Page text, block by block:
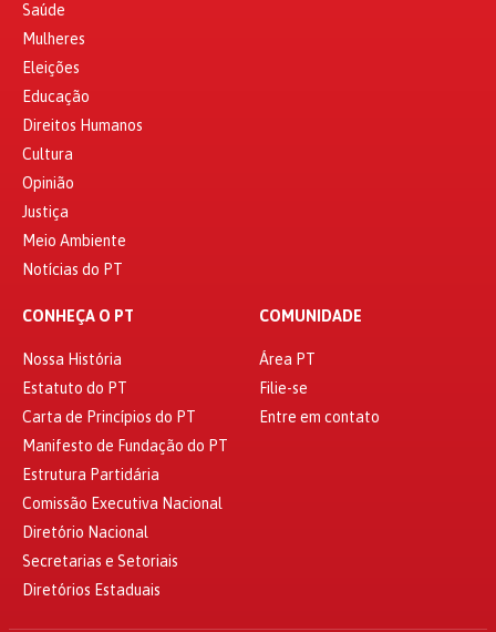
Saúde
Mulheres
Eleições
Educação
Direitos Humanos
Cultura
Opinião
Justiça
Meio Ambiente
Notícias do PT
CONHEÇA O PT
Nossa História
Estatuto do PT
Carta de Princípios do PT
Manifesto de Fundação do PT
Estrutura Partidária
Comissão Executiva Nacional
Diretório Nacional
Secretarias e Setoriais
Diretórios Estaduais
COMUNIDADE
Área PT
Filie-se
Entre em contato